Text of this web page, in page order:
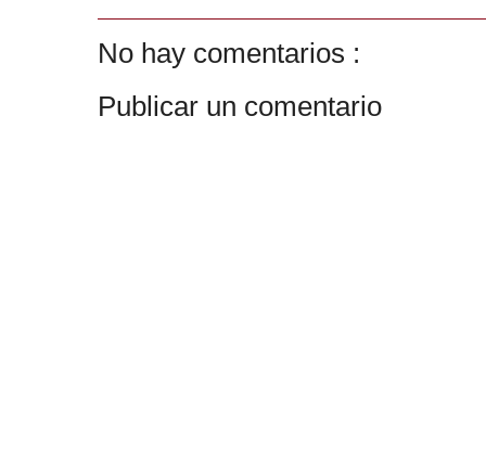
No hay comentarios :
Publicar un comentario